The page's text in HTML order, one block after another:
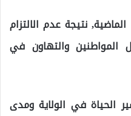
نتيجة عدم الالتزام
المواطنين والتهاون في
الحياة في الولاية ومدى